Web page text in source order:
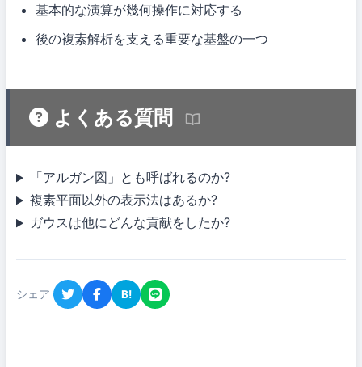
基本的な演算が幾何操作に対応する
後の複素解析を支える重要な基盤の一つ
よくある質問
「アルガン図」とも呼ばれるのか?
複素平面以外の表示法はあるか?
ガウスは他にどんな貢献をしたか?
シェア B!